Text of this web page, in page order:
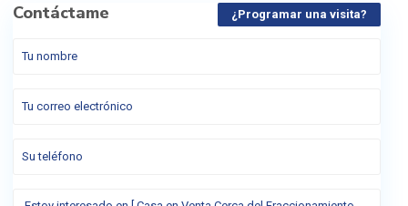
Contáctame ¿Programar una visita?